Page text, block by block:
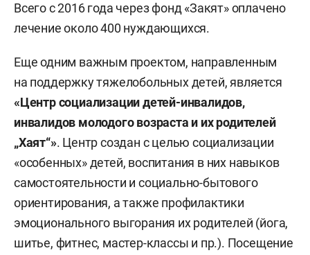
Всего с 2016 года через фонд «Закят» оплачено
лечение около 400 нуждающихся.
Еще одним важным проектом, направленным
на поддержку тяжелобольных детей, является
«Центр социализации детей-инвалидов,
инвалидов молодого возраста и их родителей
„Хаят“». Центр создан с целью социализации
«особенных» детей, воспитания в них навыков
самостоятельности и социально-бытового
ориентирования, а также профилактики
эмоционального выгорания их родителей (йога,
шитье, фитнес, мастер-классы и пр.). Посещение